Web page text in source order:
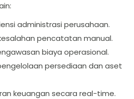
administrasi perusahaan.
pencatatan manual.
biaya operasional.
persediaan dan aset
keuangan secara real-time.